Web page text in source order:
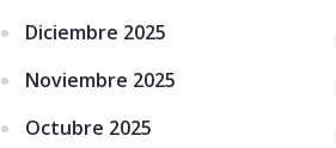
Diciembre 2025
Noviembre 2025
Octubre 2025